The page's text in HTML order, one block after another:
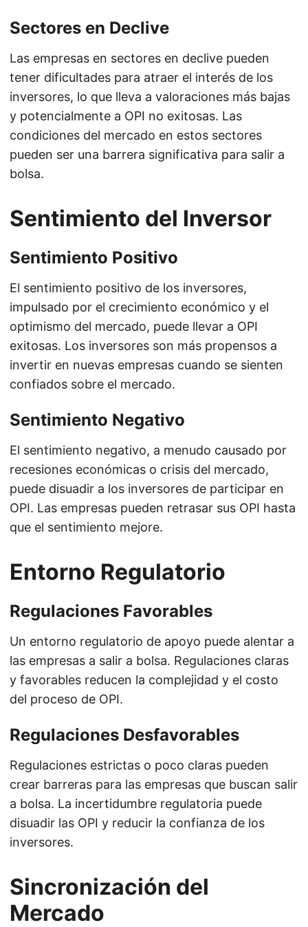
Sectores en Declive
Las empresas en sectores en declive pueden
tener dificultades para atraer el interés de los
inversores, lo que lleva a valoraciones más bajas
y potencialmente a OPI no exitosas. Las
condiciones del mercado en estos sectores
pueden ser una barrera significativa para salir a
bolsa.
Sentimiento del Inversor
Sentimiento Positivo
El sentimiento positivo de los inversores,
impulsado por el crecimiento económico y el
optimismo del mercado, puede llevar a OPI
exitosas. Los inversores son más propensos a
invertir en nuevas empresas cuando se sienten
confiados sobre el mercado.
Sentimiento Negativo
El sentimiento negativo, a menudo causado por
recesiones económicas o crisis del mercado,
puede disuadir a los inversores de participar en
OPI. Las empresas pueden retrasar sus OPI hasta
que el sentimiento mejore.
Entorno Regulatorio
Regulaciones Favorables
Un entorno regulatorio de apoyo puede alentar a
las empresas a salir a bolsa. Regulaciones claras
y favorables reducen la complejidad y el costo
del proceso de OPI.
Regulaciones Desfavorables
Regulaciones estrictas o poco claras pueden
crear barreras para las empresas que buscan salir
a bolsa. La incertidumbre regulatoria puede
disuadir las OPI y reducir la confianza de los
inversores.
Sincronización del
Mercado